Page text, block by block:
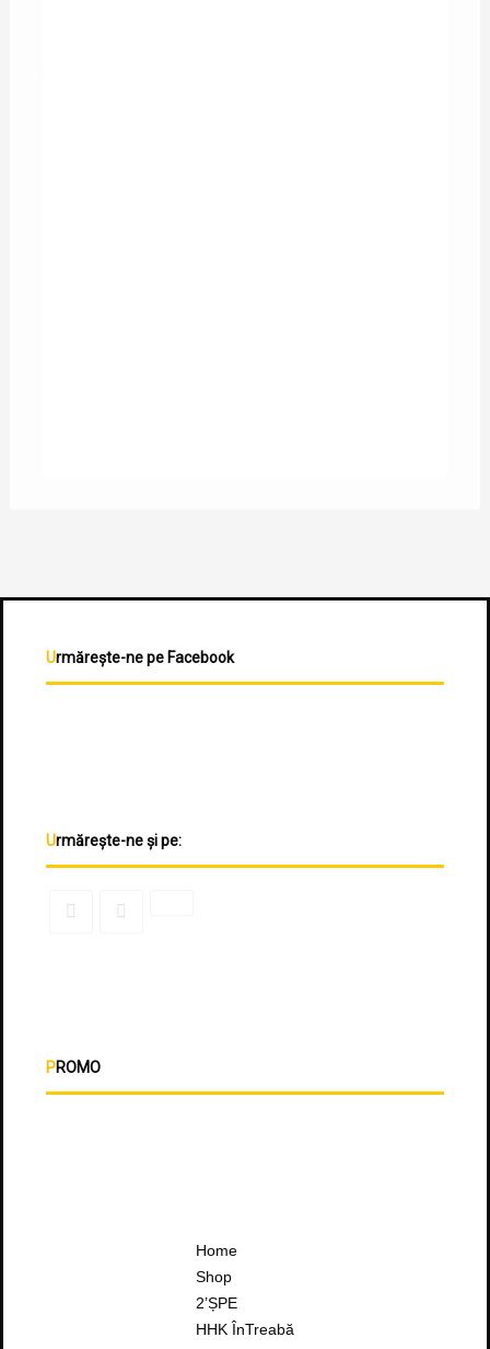
Urmărește-ne pe Facebook
Urmărește-ne și pe:
PROMO
Home
Shop
2’ȘPE
HHK ÎnTreabă